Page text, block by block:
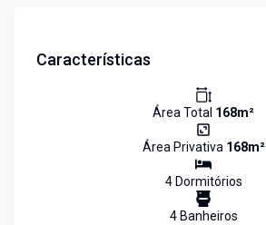
Características
Área Total 168m²
Área Privativa 168m²
4Dormitórios
4Banheiros